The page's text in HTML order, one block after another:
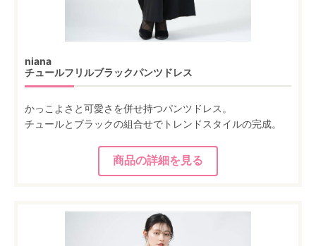
niana
チュールフリルブラックパンツドレス
かっこよさと可愛さを併せ持つパンツドレス。
チュールとブラックの組合せでトレンドスタイルの完成。